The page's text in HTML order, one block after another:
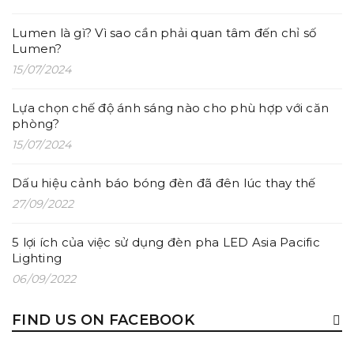
CÁCH SỬ DỤNG ÁNH SÁNG ĐỂ BIẾN MỘT KHÔNG GIAN
NHỎ TRỞ NÊN RỘNG HƠN
Lumen là gì? Vì sao cần phải quan tâm đến chỉ số
Lumen?
15/07/2024
Lựa chọn chế độ ánh sáng nào cho phù hợp với căn
phòng?
15/07/2024
Dấu hiệu cảnh báo bóng đèn đã đên lúc thay thế
27/09/2022
5 lợi ích của việc sử dụng đèn pha LED Asia Pacific
Lighting
06/09/2022
FIND US ON FACEBOOK